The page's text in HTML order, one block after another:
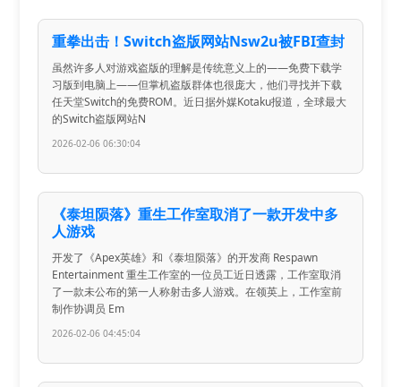
重拳出击！Switch盗版网站Nsw2u被FBI查封
虽然许多人对游戏盗版的理解是传统意义上的——免费下载学
习版到电脑上——但掌机盗版群体也很庞大，他们寻找并下载
任天堂Switch的免费ROM。近日据外媒Kotaku报道，全球最大
的Switch盗版网站N
2026-02-06 06:30:04
《泰坦陨落》重生工作室取消了一款开发中多
人游戏
开发了《Apex英雄》和《泰坦陨落》的开发商 Respawn
Entertainment 重生工作室的一位员工近日透露，工作室取消
了一款未公布的第一人称射击多人游戏。在领英上，工作室前
制作协调员 Em
2026-02-06 04:45:04